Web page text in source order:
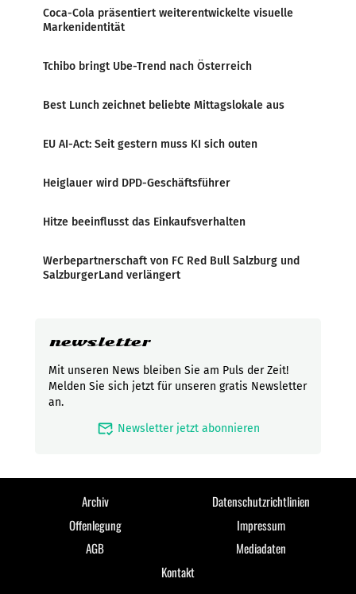
Coca-Cola präsentiert weiterentwickelte visuelle
Markenidentität
Tchibo bringt Ube-Trend nach Österreich
Best Lunch zeichnet beliebte Mittagslokale aus
EU AI-Act: Seit gestern muss KI sich outen
Heiglauer wird DPD-Geschäftsführer
Hitze beeinflusst das Einkaufsverhalten
Werbepartnerschaft von FC Red Bull Salzburg und
SalzburgerLand verlängert
newsletter
Mit unseren News bleiben Sie am Puls der Zeit!
Melden Sie sich jetzt für unseren gratis Newsletter
an.
mark_email_read Newsletter jetzt abonnieren
Archiv
Datenschutzrichtlinien
Offenlegung
Impressum
AGB
Mediadaten
Kontakt